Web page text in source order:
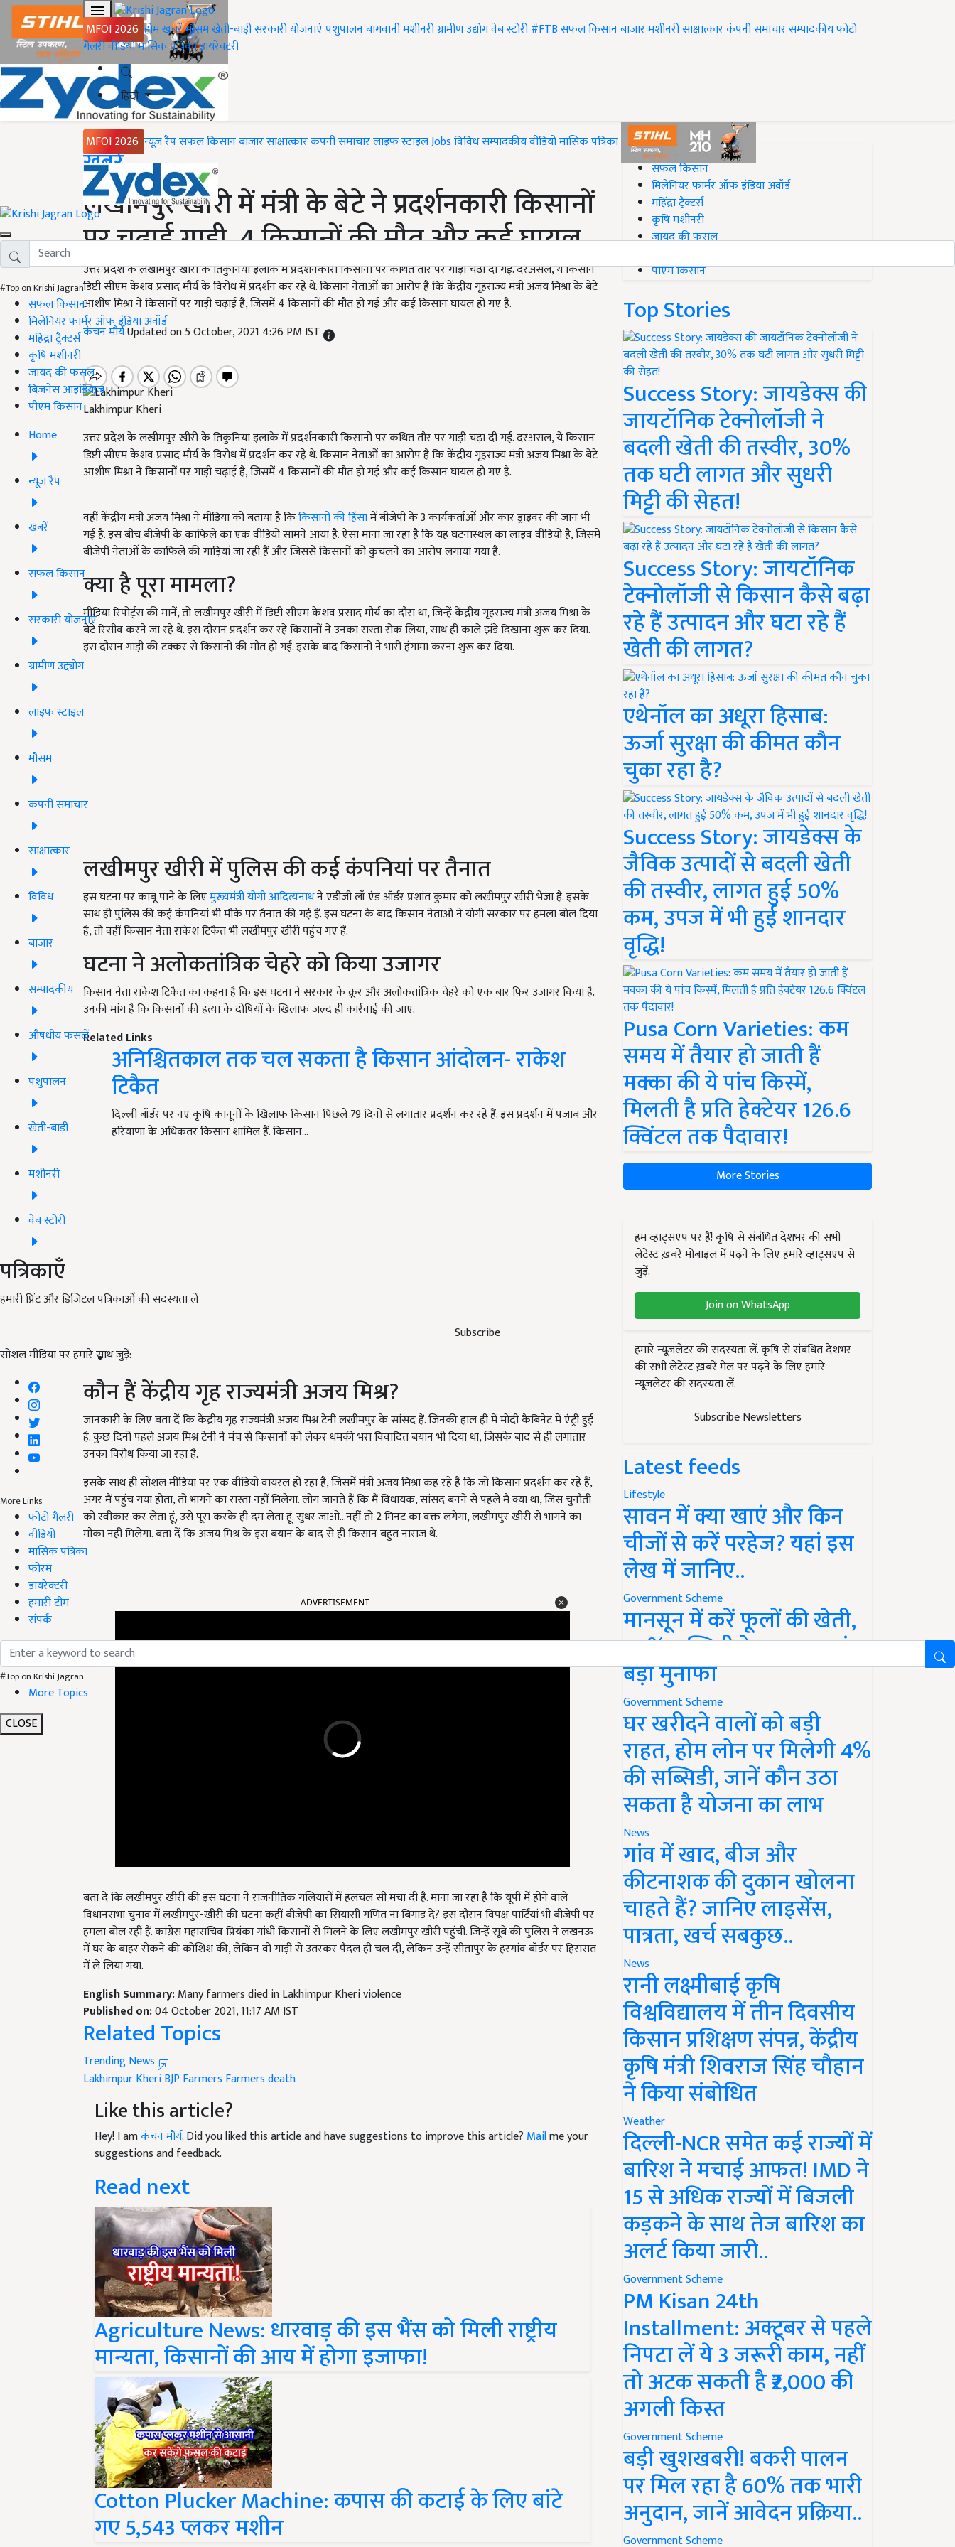
MFOI 2026 होमख़बरेंमौसमखेती-बाड़ीसरकारी योजनाएंपशुपालनबागवानीमशीनरीग्रामीण उद्योगवेब स्टोरी#FTBसफल किसानबाजारमशीनरीसाक्षात्कारकंपनी समाचारसम्पादकीयफोटो
गैलरीवीडियोमासिक पत्रिकाडायरेक्टरी
हिंदी
MFOI 2026 न्यूज़ रैपसफल किसानबाजारसाक्षात्कारकंपनी समाचारलाइफ स्टाइलJobsविविधसम्पादकीयवीडियोमासिक पत्रिका
#Top on Krishi Jagran
सफल किसान
मिलेनियर फार्मर ऑफ इंडिया अवॉर्ड
महिंद्रा ट्रैक्टर्स
कृषि मशीनरी
जायद की फसल
बिज़नेस आइडियाज
पीएम किसान
Home
न्यूज़ रैप
खबरें
सफल किसान
सरकारी योजनाएं
ग्रामीण उद्द्योग
लाइफ स्टाइल
मौसम
कंपनी समाचार
साक्षात्कार
विविध
बाजार
सम्पादकीय
औषधीय फसलें
पशुपालन
खेती-बाड़ी
मशीनरी
वेब स्टोरी
पत्रिकाएँ
हमारी प्रिंट और डिजिटल पत्रिकाओं की सदस्यता लें
Subscribe
सोशल मीडिया पर हमारे साथ जुड़ें:
More Links
फोटो गैलरी
वीडियो
मासिक पत्रिका
फोरम
डायरेक्टरी
हमारी टीम
संपर्क
#Top on Krishi Jagran
More Topics
CLOSE
Home
ख़बरें
लखीमपुर खीरी में मंत्री के बेटे ने प्रदर्शनकारी किसानों
पर चढ़ाई गाड़ी, 4 किसानों की मौत और कई घायल
उत्तर प्रदेश के लखीमपुर खीरी के तिकुनिया इलाके में प्रदर्शनकारी किसानों पर कथित तौर पर गाड़ी चढ़ा दी गई. दरअसल, ये किसान
डिप्टी सीएम केशव प्रसाद मौर्य के विरोध में प्रदर्शन कर रहे थे. किसान नेताओं का आरोप है कि केंद्रीय गृहराज्य मंत्री अजय मिश्रा के बेटे
आशीष मिश्रा ने किसानों पर गाड़ी चढ़ाई है, जिसमें 4 किसानों की मौत हो गई और कई किसान घायल हो गए हैं.
कंचन मौर्यUpdated on 5 October, 2021 4:26 PM IST
Lakhimpur Kheri
उत्तर प्रदेश के लखीमपुर खीरी के तिकुनिया इलाके में प्रदर्शनकारी किसानों पर कथित तौर पर गाड़ी चढ़ा दी गई. दरअसल, ये किसान
डिप्टी सीएम केशव प्रसाद मौर्य के विरोध में प्रदर्शन कर रहे थे. किसान नेताओं का आरोप है कि केंद्रीय गृहराज्य मंत्री अजय मिश्रा के बेटे
आशीष मिश्रा ने किसानों पर गाड़ी चढ़ाई है, जिसमें 4 किसानों की मौत हो गई और कई किसान घायल हो गए हैं.
वहीं केंद्रीय मंत्री अजय मिश्रा ने मीडिया को बताया है किकिसानों की हिंसामें बीजेपी के 3 कार्यकर्ताओं और कार ड्राइवर की जान भी
गई है. इस बीच बीजेपी के काफिले का एक वीडियो सामने आया है. ऐसा माना जा रहा है कि यह घटनास्थल का लाइव वीडियो है, जिसमें
बीजेपी नेताओं के काफिले की गाड़ियां जा रही हैं और जिससे किसानों को कुचलने का आरोप लगाया गया है.
क्या है पूरा मामला?
मीडिया रिपोर्ट्स की मानें, तो लखीमपुर खीरी में डिप्टी सीएम केशव प्रसाद मौर्य का दौरा था, जिन्हें केंद्रीय गृहराज्य मंत्री अजय मिश्रा के
बेटे रिसीव करने जा रहे थे. इस दौरान प्रदर्शन कर रहे किसानों ने उनका रास्ता रोक लिया, साथ ही काले झंडे दिखाना शुरू कर दिया.
इस दौरान गाड़ी की टक्कर से किसानों की मौत हो गई. इसके बाद किसानों ने भारी हंगामा करना शुरू कर दिया.
लखीमपुर खीरी में पुलिस की कई कंपनियां पर तैनात
इस घटना पर काबू पाने के लिएमुख्यमंत्री योगी आदित्यनाथने एडीजी लॉ एंड ऑर्डर प्रशांत कुमार को लखीमपुर खीरी भेजा है. इसके
साथ ही पुलिस की कई कंपनियां भी मौके पर तैनात की गई हैं. इस घटना के बाद किसान नेताओं ने योगी सरकार पर हमला बोल दिया
है, तो वहीं किसान नेता राकेश टिकैत भी लखीमपुर खीरी पहुंच गए हैं.
घटना ने अलोकतांत्रिक चेहरे को किया उजागर
किसान नेता राकेश टिकैत का कहना है कि इस घटना ने सरकार के क्रूर और अलोकतांत्रिक चेहरे को एक बार फिर उजागर किया है.
उनकी मांग है कि किसानों की हत्या के दोषियों के खिलाफ जल्द ही कार्रवाई की जाए.
Related Links
अनिश्चितकाल तक चल सकता है किसान आंदोलन- राकेश
टिकैत
दिल्ली बॉर्डर पर नए कृषि कानूनों के खिलाफ किसान पिछले 79 दिनों से लगातार प्रदर्शन कर रहे हैं. इस प्रदर्शन में पंजाब और
हरियाणा के अधिकतर किसान शामिल हैं. किसान…
कौन हैं केंद्रीय गृह राज्यमंत्री अजय मिश्र?
जानकारी के लिए बता दें कि केंद्रीय गृह राज्यमंत्री अजय मिश्र टेनी लखीमपुर के सांसद हैं. जिनकी हाल ही में मोदी कैबिनेट में एंट्री हुई
है. कुछ दिनों पहले अजय मिश्र टेनी ने मंच से किसानों को लेकर धमकी भरा विवादित बयान भी दिया था, जिसके बाद से ही लगातार
उनका विरोध किया जा रहा है.
इसके साथ ही सोशल मीडिया पर एक वीडियो वायरल हो रहा है, जिसमें मंत्री अजय मिश्रा कह रहे हैं कि जो किसान प्रदर्शन कर रहे हैं,
अगर मैं पहुंच गया होता, तो भागने का रास्ता नहीं मिलेगा. लोग जानते हैं कि मैं विधायक, सांसद बनने से पहले मैं क्या था, जिस चुनौती
को स्वीकार कर लेता हूं, उसे पूरा करके ही दम लेता हूं. सुधर जाओ...नहीं तो 2 मिनट का वक्त लगेगा, लखीमपुर खीरी से भागने का
मौका नहीं मिलेगा. बता दें कि अजय मिश्र के इस बयान के बाद से ही किसान बहुत नाराज थे.
विधानसभा चुनाव में लखीमपुर-खीरी की घटना कहीं बीजेपी का सियासी गणित ना बिगाड़ दे? इस दौरान विपक्ष पार्टियां भी बीजेपी पर
हमला बोल रही हैं. कांग्रेस महासचिव प्रियंका गांधी किसानों से मिलने के लिए लखीमपुर खीरी पहुंचीं. जिन्हें सूबे की पुलिस ने लखनऊ
में घर के बाहर रोकने की कोशिश की, लेकिन वो गाड़ी से उतरकर पैदल ही चल दीं, लेकिन उन्हें सीतापुर के हरगांव बॉर्डर पर हिरासत
में ले लिया गया.
Published on:04 October 2021, 11:17 AM IST
Related Topics
Trending News
Lakhimpur KheriBJP
Like this article?
Hey! I amकंचन मौर्य. Did you liked this article and have suggestions to improve this article?
suggestions and feedback.
Read next
Agriculture News: धारवाड़ की इस भैंस को मिली राष्ट्रीय
मान्यता, किसानों की आय में होगा इजाफा!
Cotton Plucker Machine: कपास की कटाई के लिए बांटे
गए 5,543 प्लकर मशीन
Share your comments
#Top on Krishi Jagran
सफल किसान
मिलेनियर फार्मर ऑफ इंडिया अवॉर्ड
महिंद्रा ट्रैक्टर्स
कृषि मशीनरी
जायद की फसल
पीएम किसान
Top Stories
Success Story: जायडेक्स की
जायटॉनिक टेक्नोलॉजी ने
बदली खेती की तस्वीर, 30%
तक घटी लागत और सुधरी
मिट्टी की सेहत!
Success Story: जायटॉनिक
टेक्नोलॉजी से किसान कैसे बढ़ा
रहे हैं उत्पादन और घटा रहे हैं
खेती की लागत?
एथेनॉल का अधूरा हिसाब:
ऊर्जा सुरक्षा की कीमत कौन
चुका रहा है?
Success Story: जायडेक्स के
जैविक उत्पादों से बदली खेती
की तस्वीर, लागत हुई 50%
कम, उपज में भी हुई शानदार
वृद्धि!
Pusa Corn Varieties: कम
समय में तैयार हो जाती हैं
मक्का की ये पांच किस्में,
मिलती है प्रति हेक्टेयर 126.6
क्विंटल तक पैदावार!
More Stories
हम व्हाट्सएप पर हैं! कृषि से संबंधित देशभर की सभी
लेटेस्ट ख़बरें मोबाइल में पढ़ने के लिए हमारे व्हाट्सएप से
जुड़ें.
Join on WhatsApp
हमारे न्यूज़लेटर की सदस्यता लें. कृषि से संबंधित देशभर
की सभी लेटेस्ट ख़बरें मेल पर पढ़ने के लिए हमारे
न्यूज़लेटर की सदस्यता लें.
Subscribe Newsletters
Latest feeds
Lifestyle
सावन में क्या खाएं और किन
चीजों से करें परहेज? यहां इस
लेख में जानिए..
Government Scheme
मानसून में करें फूलों की खेती,
50% सब्सिडी के साथ कमाएं
बड़ा मुनाफा
Government Scheme
घर खरीदने वालों को बड़ी
राहत, होम लोन पर मिलेगी 4%
की सब्सिडी, जानें कौन उठा
सकता है योजना का लाभ
News
गांव में खाद, बीज और
कीटनाशक की दुकान खोलना
चाहते हैं? जानिए लाइसेंस,
पात्रता, खर्च सबकुछ..
News
रानी लक्ष्मीबाई कृषि
विश्वविद्यालय में तीन दिवसीय
किसान प्रशिक्षण संपन्न, केंद्रीय
कृषि मंत्री शिवराज सिंह चौहान
ने किया संबोधित
Weather
दिल्ली-NCR समेत कई राज्यों में
बारिश ने मचाई आफत! IMD ने
15 से अधिक राज्यों में बिजली
कड़कने के साथ तेज बारिश का
अलर्ट किया जारी..
Government Scheme
PM Kisan 24th
Installment: अक्टूबर से पहले
निपटा लें ये 3 जरूरी काम, नहीं
तो अटक सकती है ₹2,000 की
अगली किस्त
Government Scheme
बड़ी खुशखबरी! बकरी पालन
पर मिल रहा है 60% तक भारी
अनुदान, जानें आवेदन प्रक्रिया..
Government Scheme